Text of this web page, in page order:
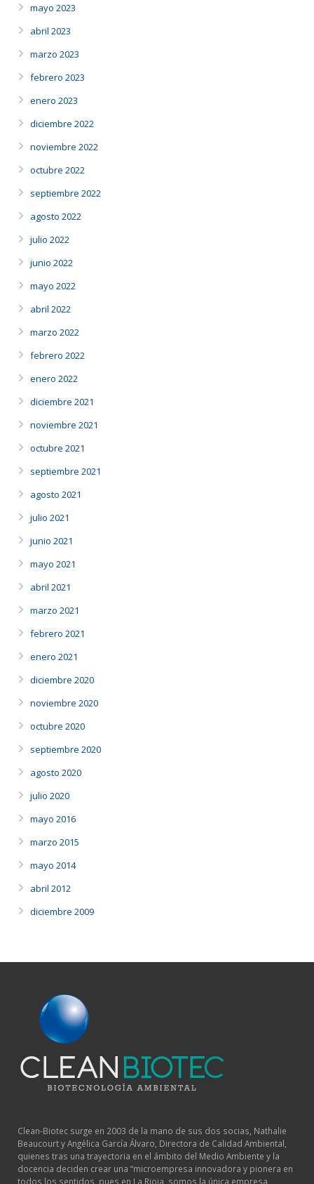
mayo 2023
abril 2023
marzo 2023
febrero 2023
enero 2023
diciembre 2022
noviembre 2022
octubre 2022
septiembre 2022
agosto 2022
julio 2022
junio 2022
mayo 2022
abril 2022
marzo 2022
febrero 2022
enero 2022
diciembre 2021
noviembre 2021
octubre 2021
septiembre 2021
agosto 2021
julio 2021
junio 2021
mayo 2021
abril 2021
marzo 2021
febrero 2021
enero 2021
diciembre 2020
noviembre 2020
octubre 2020
septiembre 2020
agosto 2020
julio 2020
mayo 2016
marzo 2015
mayo 2014
abril 2012
diciembre 2009
Clean-Biotec surge en 2003 de la mano de sus dos socias, Nathalie
Beaucourt y Angélica García Álvaro, Directora de Calidad Ambiental,
quienes tras una trayectoria en el ámbito del Medio Ambiente y la
docencia deciden crear una “microempresa innovadora y pionera en
todos los sentidos, pues en La Rioja, somos la única empresa